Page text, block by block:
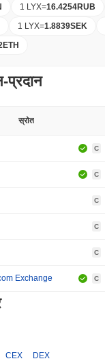
1 LYX=16.4254RUB
1 LYX=1.8839SEK
ETH
स्रोत
C
C
C
C
C
Exchange C
CEX DEX